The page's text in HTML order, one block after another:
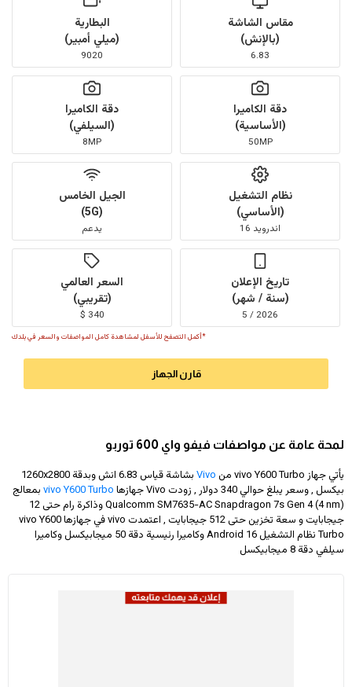
مقاس الشاشة
(بالإنش)
6.83
البطارية
(ميلي أمبير)
9020
دقة الكاميرا
(الأساسية)
50MP
دقة الكاميرا
(السيلفي)
8MP
نظام التشغيل
(الأساسي)
اندرويد 16
الجيل الخامس
(5G)
يدعم
تاريخ الإعلان
(سنة / شهر)
2026 / 5
السعر العالمي
(تقريبي)
340 $
*أكمل التصفح للأسفل لمشاهدة كامل المواصفات والسعر في بلدك
قارن الجهاز
لمحة عامة عن مواصفات فيفو واي 600 توربو
يأتي جهاز vivo Y600 Turbo من Vivo بشاشة قياس 6.83 انش وبدقة
1260x2800
بيكسل , وسعر يبلغ حوالي 340 دولار
, زودت Vivo جهازها vivo Y600 Turbo بمعالج
Qualcomm SM7635-AC Snapdragon 7s Gen 4 (4 nm) وذاكرة رام حتى 12
جيجابايت و سعة تخزين حتى 512 جيجابايت , اعتمدت vivo في جهازها vivo Y600
Turbo نظام التشغيل Android 16 وكاميرا رئيسية دقة 50 ميجابيكسل وكاميرا
سيلفي دقة 8 ميجابيكسل